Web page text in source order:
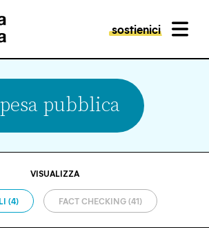
sostienici MENU
pubblica
VISUALIZZA
(4) FACT CHECKING (41)